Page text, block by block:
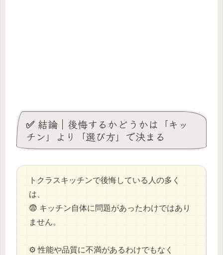
✅ 結論｜後悔するかどうかは「キッ
チン」より「選び方」で決まる
トクラスキッチンで後悔している人の多く
は、
😨 キッチン自体に問題があったわけではあり
ません。
⚙️ 性能や品質に不満があるわけでもなく